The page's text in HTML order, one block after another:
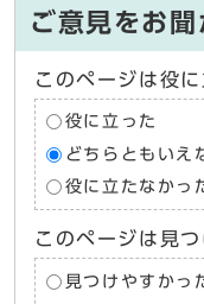
ご意見をお
このページは役
役に立った
どちらともいえ
役に立たなかっ
このページは見
見つけやすかっ